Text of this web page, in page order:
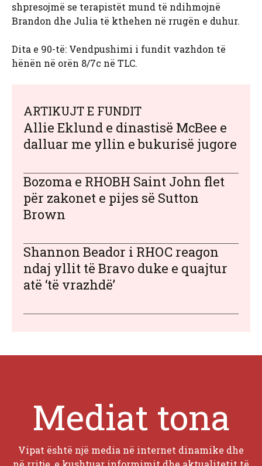
shpresojmë se terapistët mund të ndihmojnë
Brandon dhe Julia të kthehen në rrugën e duhur.
Dita e 90-të: Vendpushimi i fundit vazhdon të
hënën në orën 8/7c në TLC.
ARTIKUJT E FUNDIT
Allie Eklund e dinastisë McBee e
dalluar me yllin e bukurisë jugore
Bozoma e RHOBH Saint John flet
për zakonet e pijes së Sutton
Brown
Shannon Beador i RHOC reagon
ndaj yllit të Bravo duke e quajtur
atë ‘të vrazhdë’
Mediat tona
Vipat është një media në internet dinamike dhe